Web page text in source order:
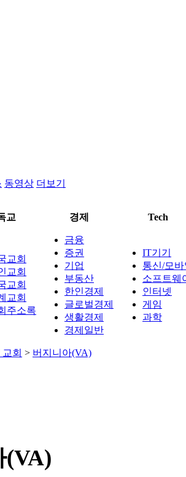
동영상 더보기
교 경제 Tech
교회
교회
교회
교회
주소록
금융
증권
기업
부동산
한인경제
글로벌경제
생활경제
경제일반
IT기기
통신/모
소프트웨
인터넷
게임
과학
회 > 버지니아(VA)
(VA)